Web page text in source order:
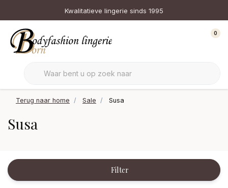
Kwalitatieve lingerie sinds 1995
0
Terug naar home Sale Susa
Susa
Filter